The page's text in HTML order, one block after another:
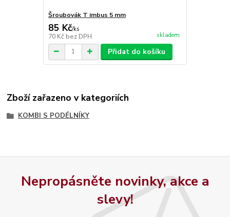
Šroubovák T imbus 5 mm
85 Kč/ks
70 Kč bez DPH skladem
Přidat do košíku
Zboží zařazeno v kategoriích
KOMBI S PODÉLNÍKY
Nepropásněte novinky, akce a
slevy!